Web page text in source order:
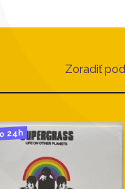
Zoradiť
24h